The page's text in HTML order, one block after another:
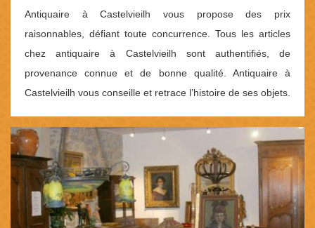
Antiquaire à Castelvieilh vous propose des prix
raisonnables, défiant toute concurrence. Tous les articles
chez antiquaire à Castelvieilh sont authentifiés, de
provenance connue et de bonne qualité. Antiquaire à
Castelvieilh vous conseille et retrace l’histoire de ses objets.